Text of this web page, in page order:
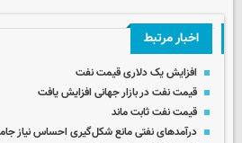
اخبار مرتبط
افزایش یک دلاری قیمت نفت
قیمت نفت در بازار جهانی افزایش یافت
قیمت نفت ثابت ماند
درآمدهای نفتی مانع شکل‌گیری احساس نیاز